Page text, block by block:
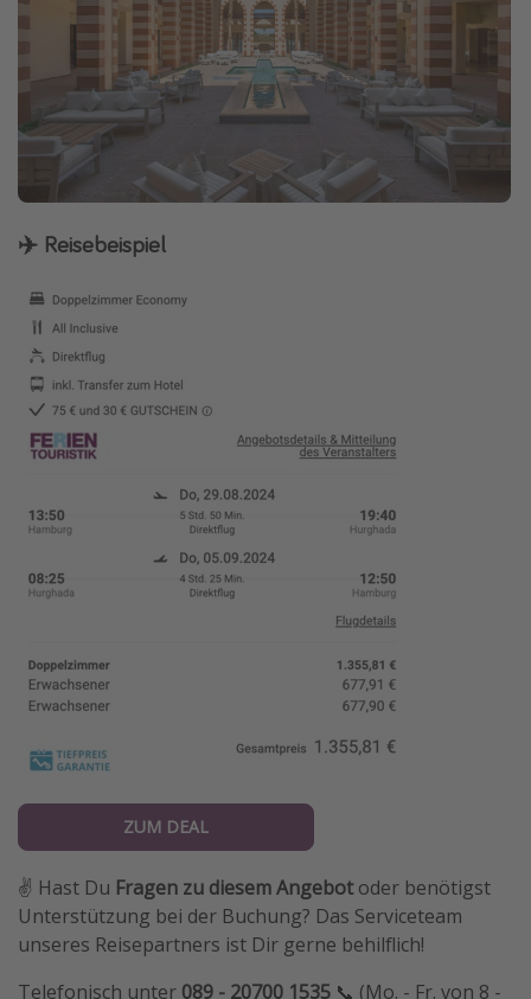
✈️ Reisebeispiel
ZUM DEAL
✌️ Hast Du Fragen zu diesem Angebotoder benötigst
Unterstützung bei der Buchung? Das Serviceteam
unseres Reisepartners ist Dir gerne behilflich!
Telefonisch unter 089 - 20700 1535 📞 (Mo. - Fr. von 8 -